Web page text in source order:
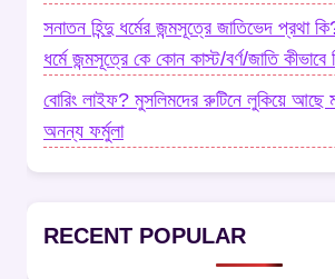
সনাতন হিন্দু ধর্মের জন্মসূত্রে জাতিভেদ প্রথা
ধর্মে জন্মসূত্রে কে কোন কাস্ট/বর্ণ/জাতি কীভাবে
বোরিং লাইফ? মুসলিমদের রুটিনে লুকিয়ে আছে
অনন্য ফর্মুলা
RECENT POPULAR